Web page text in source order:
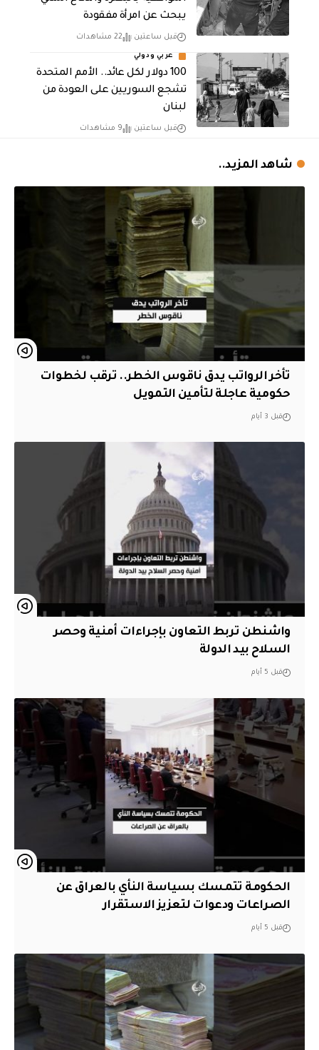
يبحث عن امرأة مفقودة
قبل ساعتين 22 مشاهدات
عربي ودولي
100 دولار لكل عائد.. الأمم المتحدة
تشجع السوريين على العودة من
لبنان
قبل ساعتين 9 مشاهدات
شاهد المزيد..
تأخر الرواتب يدق ناقوس الخطر.. ترقب لخطوات
حكومية عاجلة لتأمين التمويل
قبل 3 أيام
واشنطن تربط التعاون بإجراءات أمنية وحصر
السلاح بيد الدولة
قبل 5 أيام
الحكومة تتمسك بسياسة النأي بالعراق عن
الصراعات ودعوات لتعزيز الاستقرار
قبل 5 أيام